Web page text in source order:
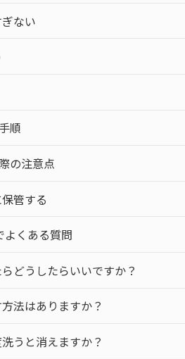
ない
順
の注意点
管する
よくある質問
どうしたらいいですか？
法はありますか？
うと消えますか？